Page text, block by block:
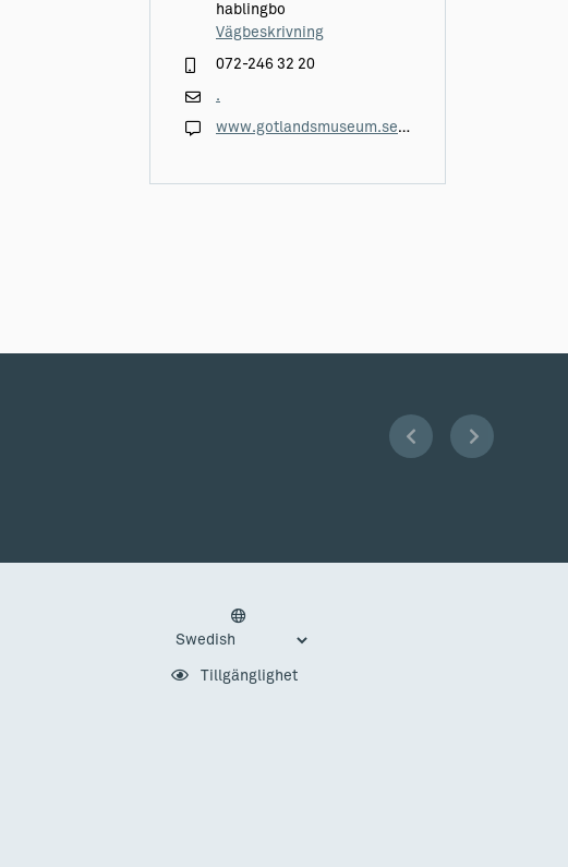
hablingbo
Vägbeskrivning
072-246 32 20
.
www.gotlandsmuseum.se/besok-oss/petes-museigard/
Tillgänglighet